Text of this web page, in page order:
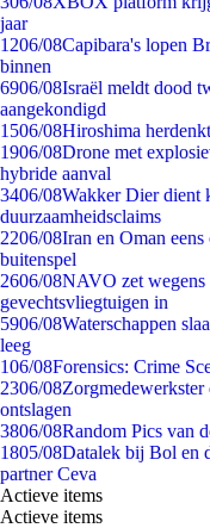
jaar
1206/08Capibara's lopen
binnen
6906/08Israël meldt dood
aangekondigd
1506/08Hiroshima
1906/08Drone met
hybride aanval
3406/08Wakker Dier dient
duurzaamheidsclaims
2206/08Iran en Oman
buitenspel
2606/08NAVO zet wegens
gevechtsvliegtuigen in
5906/08Waterschappen
leeg
106/08Forensics: Crime
2306/08Zorgmedewerkster
ontslagen
3806/08Random Pics van
1805/08Datalek bij Bol en
partner Ceva
Actieve items
Actieve items